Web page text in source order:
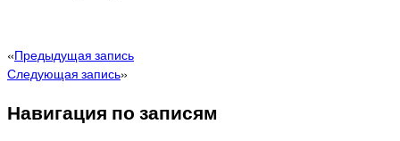
«Предыдущая запись
Следующая запись»
Навигация по записям